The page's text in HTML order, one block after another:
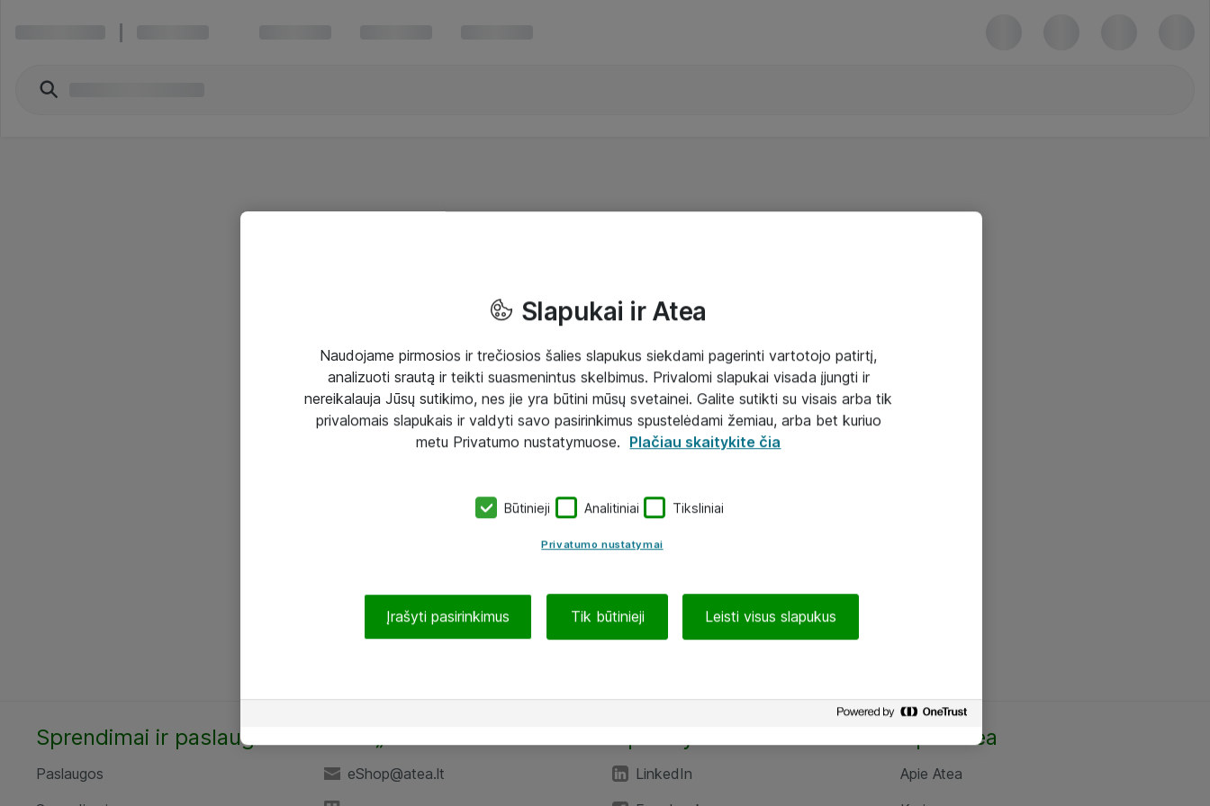
Sprendimai ir paslaugos
Paslaugos
eShop@atea.lt
LinkedIn
Apie Atea
Apie Atea
Slapukai ir Atea
Naudojame pirmosios ir trečiosios šalies slapukus siekdami pagerinti vartotojo patirtį,
analizuoti srautą ir teikti suasmenintus skelbimus. Privalomi slapukai visada įjungti ir
nereikalauja Jūsų sutikimo, nes jie yra būtini mūsų svetainei. Galite sutikti su visais arba tik
privalomais slapukais ir valdyti savo pasirinkimus spustelėdami žemiau, arba bet kuriuo
metu Privatumo nustatymuose. Plačiau skaitykite čia
Būtinieji Analitiniai Tiksliniai
Privatumo nustatymai
Įrašyti pasirinkimus Tik būtinieji Leisti visus slapukus